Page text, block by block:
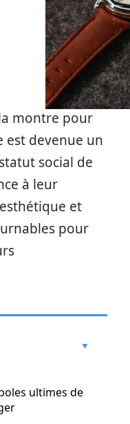
montre pour
est devenue un
social de
à leur
et
pour
ultimes de